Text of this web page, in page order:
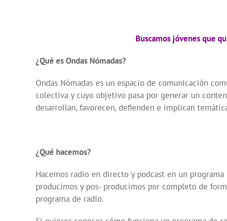
Buscamos jóvenes que
¿Qué es Ondas Nómadas?
Ondas Nómadas es un espacio de comunicación
colectiva y cuyo objetivo pasa por generar un
desarrollan, favorecen, defienden e implican
¿Qué hacemos?
Hacemos radio en directo y podcast en un
producimos y pos- producimos por completo de
programa de radio.